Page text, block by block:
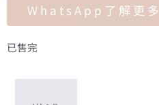
WhatsApp了解更多
已售完